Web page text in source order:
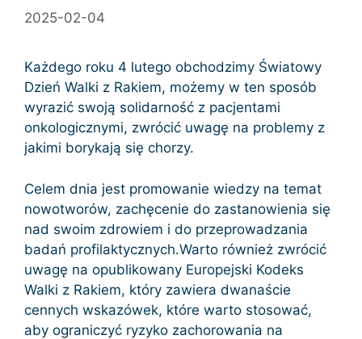
2025-02-04
Każdego roku 4 lutego obchodzimy Światowy
Dzień Walki z Rakiem, możemy w ten sposób
wyrazić swoją solidarność z pacjentami
onkologicznymi, zwrócić uwagę na problemy z
jakimi borykają się chorzy.
Celem dnia jest promowanie wiedzy na temat
nowotworów, zachęcenie do zastanowienia się
nad swoim zdrowiem i do przeprowadzania
badań profilaktycznych.Warto również zwrócić
uwagę na opublikowany Europejski Kodeks
Walki z Rakiem, który zawiera dwanaście
cennych wskazówek, które warto stosować,
aby ograniczyć ryzyko zachorowania na